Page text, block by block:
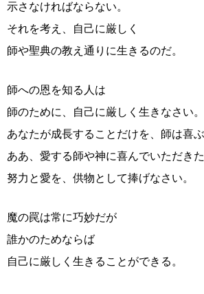
示さなければならない。
それを考え、自己に厳しく
師や聖典の教え通りに生きるのだ。
師への恩を知る人は
師のために、自己に厳しく生きなさい。
あなたが成長することだけを、師は喜
ああ、愛する師や神に喜んでいただきた
努力と愛を、供物として捧げなさい。
魔の罠は常に巧妙だが
誰かのためならば
自己に厳しく生きることができる。